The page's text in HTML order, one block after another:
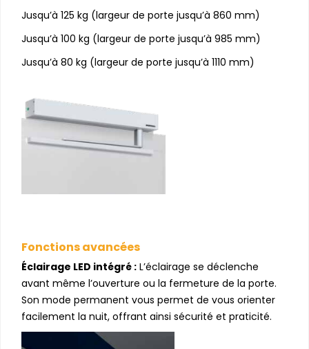
Jusqu’à 125 kg (largeur de porte jusqu’à 860 mm)
Jusqu’à 100 kg (largeur de porte jusqu’à 985 mm)
Jusqu’à 80 kg (largeur de porte jusqu’à 1110 mm)
Fonctions avancées
Éclairage LED intégré : L’éclairage se déclenche
avant même l’ouverture ou la fermeture de la porte.
Son mode permanent vous permet de vous orienter
facilement la nuit, offrant ainsi sécurité et praticité.